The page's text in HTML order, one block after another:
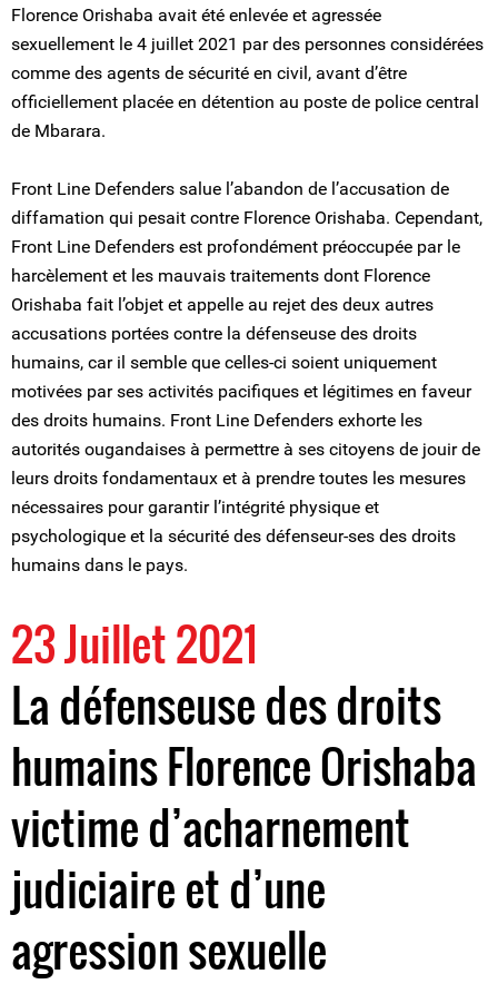
Florence Orishaba avait été enlevée et agressée
sexuellement le 4 juillet 2021 par des personnes considérées
comme des agents de sécurité en civil, avant d’être
officiellement placée en détention au poste de police central
de Mbarara.
Front Line Defenders salue l’abandon de l’accusation de
diffamation qui pesait contre Florence Orishaba. Cependant,
Front Line Defenders est profondément préoccupée par le
harcèlement et les mauvais traitements dont Florence
Orishaba fait l’objet et appelle au rejet des deux autres
accusations portées contre la défenseuse des droits
humains, car il semble que celles-ci soient uniquement
motivées par ses activités pacifiques et légitimes en faveur
des droits humains. Front Line Defenders exhorte les
autorités ougandaises à permettre à ses citoyens de jouir de
leurs droits fondamentaux et à prendre toutes les mesures
nécessaires pour garantir l’intégrité physique et
psychologique et la sécurité des défenseur-ses des droits
humains dans le pays.
23 Juillet 2021
La défenseuse des droits
humains Florence Orishaba
victime d’acharnement
judiciaire et d’une
agression sexuelle